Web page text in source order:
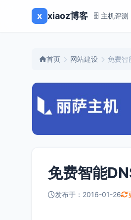
x xiaoz博客 🗄️ 主机评测
首页 网站建设 免费智
免费智能
发布于：2016-01-26